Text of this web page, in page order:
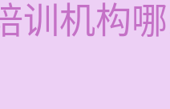
训机构